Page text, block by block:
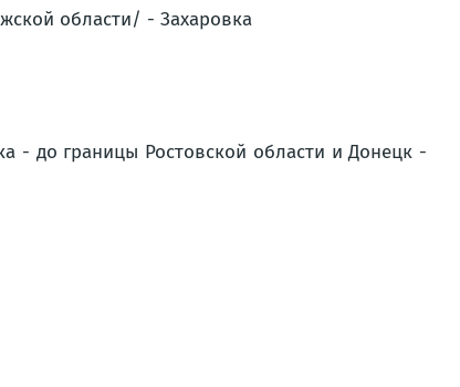
области/ - Захаровка
- до границы Ростовской области и Донецк -